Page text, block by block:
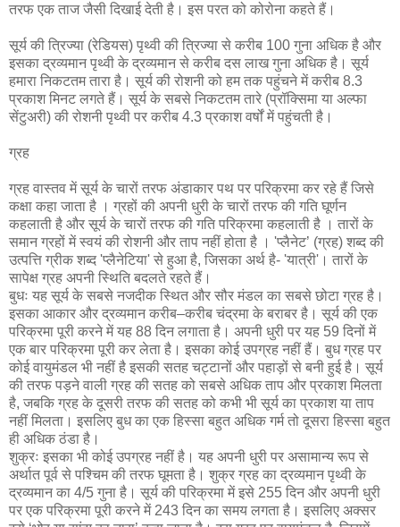
तरफ एक ताज जैसी दिखाई देती है। इस परत को कोरोना कहते हैं।
सूर्य की त्रिज्या (रेडियस) पृथ्वी की त्रिज्या से करीब 100 गुना अधिक है और
इसका द्रव्यमान पृथ्वी के द्रव्यमान से करीब दस लाख गुना अधिक है। सूर्य
हमारा निकटतम तारा है। सूर्य की रोशनी को हम तक पहुंचने में करीब 8.3
प्रकाश मिनट लगते हैं। सूर्य के सबसे निकटतम तारे (प्रॉक्सिमा या अल्फा
सेंटुअरी) की रोशनी पृथ्वी पर करीब 4.3 प्रकाश वर्षों में पहुंचती है।
ग्रह
ग्रह वास्तव में सूर्य के चारों तरफ अंडाकार पथ पर परिक्रमा कर रहे हैं जिसे
कक्षा कहा जाता है । ग्रहों की अपनी धुरी के चारों तरफ की गति घूर्णन
कहलाती है और सूर्य के चारों तरफ की गति परिक्रमा कहलाती है । तारों के
समान ग्रहों में स्वयं की रोशनी और ताप नहीं होता है । 'प्लैनेट’ (ग्रह) शब्द की
उत्पत्ति ग्रीक शब्द 'प्लैनेटिया' से हुआ है, जिसका अर्थ है- 'यात्री'। तारों के
सापेक्ष ग्रह अपनी स्थिति बदलते रहते हैं।
बुधः यह सूर्य के सबसे नजदीक स्थित और सौर मंडल का सबसे छोटा ग्रह है।
इसका आकार और द्रव्यमान करीब–करीब चंद्रमा के बराबर है। सूर्य की एक
परिक्रमा पूरी करने में यह 88 दिन लगाता है। अपनी धुरी पर यह 59 दिनों में
एक बार परिक्रमा पूरी कर लेता है। इसका कोई उपग्रह नहीं हैं। बुध ग्रह पर
कोई वायुमंडल भी नहीं है इसकी सतह चट्टानों और पहाड़ों से बनी हुई है। सूर्य
की तरफ पड़ने वाली ग्रह की सतह को सबसे अधिक ताप और प्रकाश मिलता
है, जबकि ग्रह के दूसरी तरफ की सतह को कभी भी सूर्य का प्रकाश या ताप
नहीं मिलता। इसलिए बुध का एक हिस्सा बहुत अधिक गर्म तो दूसरा हिस्सा बहुत
ही अधिक ठंडा है।
शुक्रः इसका भी कोई उपग्रह नहीं है। यह अपनी धुरी पर असामान्य रूप से
अर्थात पूर्व से पश्चिम की तरफ घूमता है। शुक्र ग्रह का द्रव्यमान पृथ्वी के
द्रव्यमान का 4/5 गुना है। सूर्य की परिक्रमा में इसे 255 दिन और अपनी धुरी
पर एक परिक्रमा पूरी करने में 243 दिन का समय लगता है। इसलिए अक्सर